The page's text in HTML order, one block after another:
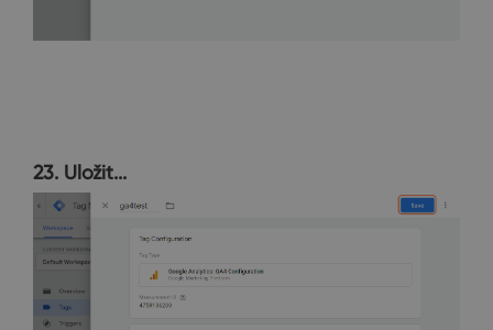
23. Uložit...